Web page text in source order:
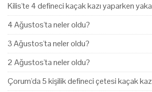
Kilis'te 4 defineci kaçak kazı yaparken
4 Ağustos'ta neler oldu?
3 Ağustos'ta neler oldu?
2 Ağustos'ta neler oldu?
Çorum'da 5 kişilik defineci çetesi kaçak